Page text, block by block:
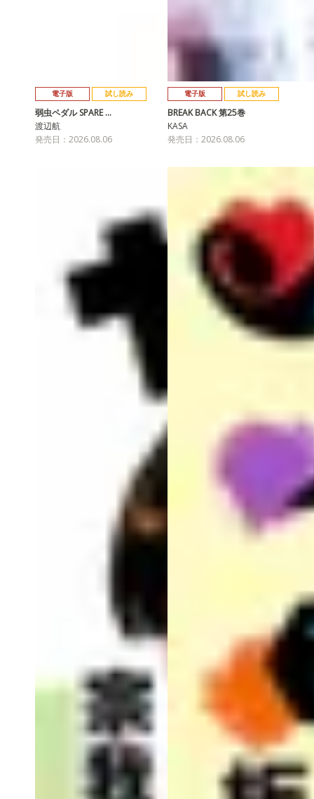
電子版 試し読み
弱虫ペダル SPARE …
渡辺航
発売日：2026.08.06
電子版 試し読み
BREAK BACK 第25巻
KASA
発売日：2026.08.06